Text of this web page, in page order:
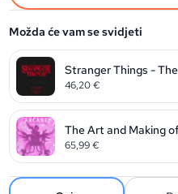
Možda će vam se svidjeti
46,20€
65,99€